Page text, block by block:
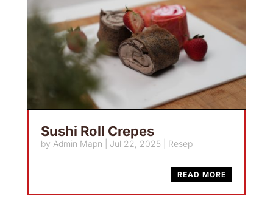
Sushi Roll Crepes
by Admin Mapn Jul 22, 2025 Resep
READ MORE